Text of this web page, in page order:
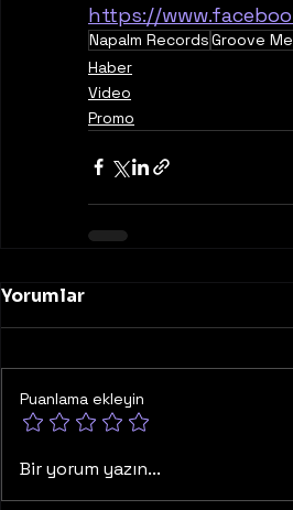
https://
Napalm RecordsGroove
Haber
Video
Promo
Yorumlar
Puanlama ekleyin
Bir yorum yazın...